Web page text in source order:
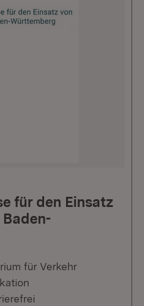
für den Einsatz
für Verkehr